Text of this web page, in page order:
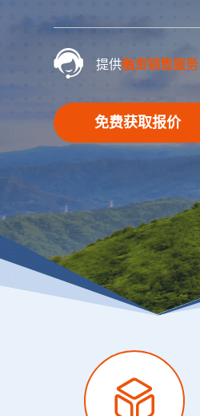
提供融资销售服务
免费获取报价